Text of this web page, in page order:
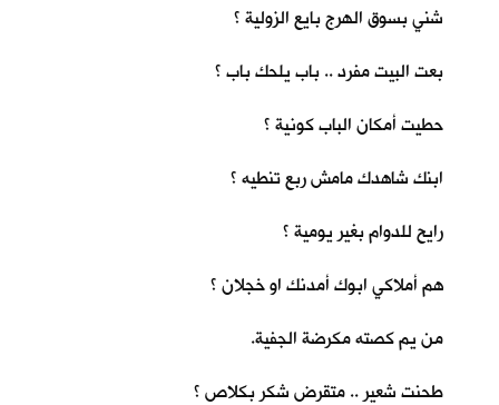
شني بسوق الهرج بايع الزولية ؟
بعت البيت مفرد .. باب يلحك باب ؟
حطيت أمكان الباب كونية ؟
ابنك شاهدك مامش ربع تنطيه ؟
رايح للدوام بغير يومية ؟
هم أملاكي ابوك أمدنك او خجلان ؟
من يم كصته مكرضة الجفية.
طحنت شعير .. متقرض شكر بكلاص ؟